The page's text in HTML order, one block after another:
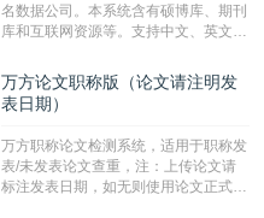
名数据公司。本系统含有硕博库、期刊
库和互联网资源等。支持中文、英文、
定院校！！！
万方论文职称版（论文请注明发
表日期）
万方职称论文检测系统，适用于职称发
表/未发表论文查重，注：上传论文请
标注发表日期，如无则使用论文正式发